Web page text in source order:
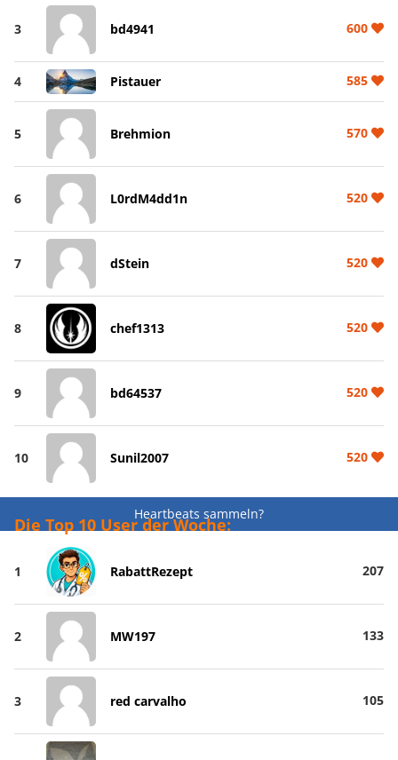
3 bd4941 600
4 Pistauer 585
5 Brehmion 570
6 L0rdM4dd1n 520
7 dStein 520
8 chef1313 520
9 bd64537 520
10 Sunil2007 520
Heartbeats sammeln?
Die Top 10 User der Woche:
1 RabattRezept 207
2 MW197 133
3 red carvalho 105